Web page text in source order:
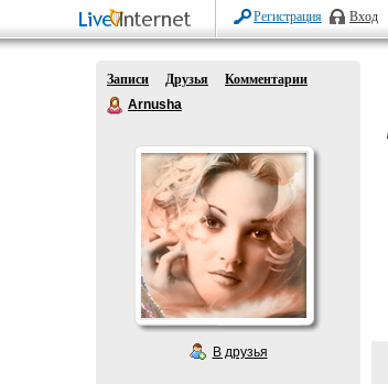
Регистрация Вход
Записи Друзья
Комментарии
Arnusha
В друзья